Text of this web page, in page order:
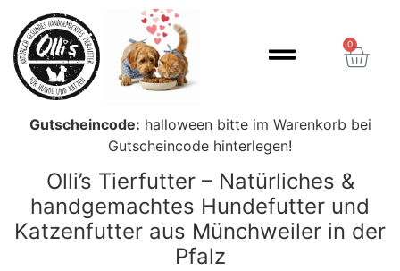
springen
0
Gutscheincode: halloween bitte im Warenkorb bei
Gutscheincode hinterlegen!
Olli’s Tierfutter – Natürliches &
handgemachtes Hundefutter und
Katzenfutter aus Münchweiler in der
Pfalz